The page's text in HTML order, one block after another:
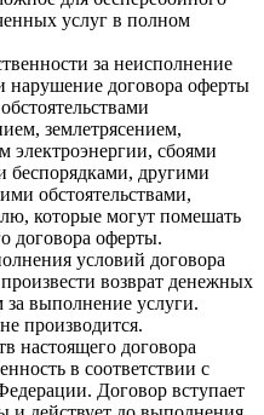
услуг в полном
за неисполнение
нарушение договора оферты
землетрясением,
электроэнергии, сбоями
беспорядками, другими
обстоятельствами,
которые могут помешать
договора оферты.
условий договора
возврат денежных
за выполнение услуги.
производится.
настоящего договора
в соответствии с
Договор вступает